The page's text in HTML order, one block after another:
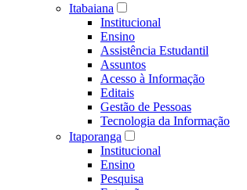
Itabaiana
Institucional
Ensino
Assistência Estudantil
Assuntos
Acesso à Informação
Editais
Gestão de Pessoas
Tecnologia da Informação
Itaporanga
Institucional
Ensino
Pesquisa